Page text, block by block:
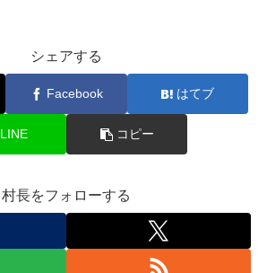
シェアする
Facebook はてブ
LINE コピー
村長をフォローする